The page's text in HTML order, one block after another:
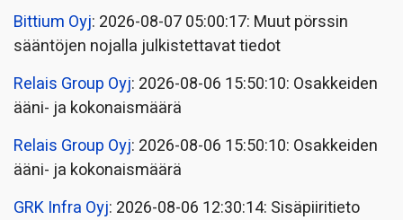
Bittium Oyj: 2026-08-07 05:00:17: Muut pörssin
sääntöjen nojalla julkistettavat tiedot
Relais Group Oyj: 2026-08-06 15:50:10: Osakkeiden
ääni- ja kokonaismäärä
Relais Group Oyj: 2026-08-06 15:50:10: Osakkeiden
ääni- ja kokonaismäärä
GRK Infra Oyj: 2026-08-06 12:30:14: Sisäpiiritieto